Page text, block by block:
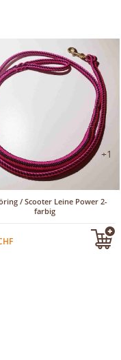
+1
/ Scooter Leine Power 2-
farbig